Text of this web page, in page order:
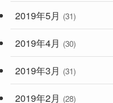
2019年5月 (31)
2019年4月 (30)
2019年3月 (31)
2019年2月 (28)